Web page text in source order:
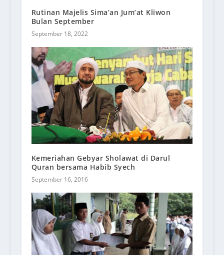
Rutinan Majelis Sima’an Jum’at Kliwon
Bulan September
September 18, 2022
Kemeriahan Gebyar Sholawat di Darul
Quran bersama Habib Syech
September 16, 2016